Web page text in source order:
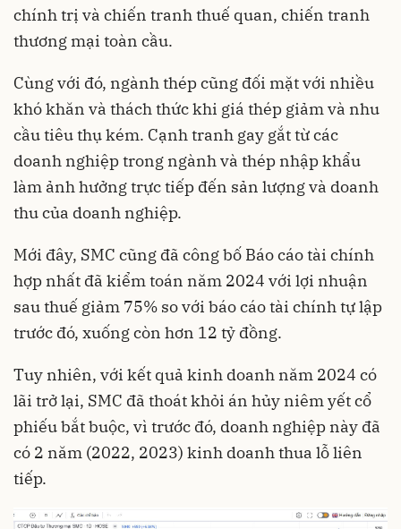
chính trị và chiến tranh thuế quan, chiến tranh
thương mại toàn cầu.
Cùng với đó, ngành thép cũng đối mặt với nhiều
khó khăn và thách thức khi giá thép giảm và nhu
cầu tiêu thụ kém. Cạnh tranh gay gắt từ các
doanh nghiệp trong ngành và thép nhập khẩu
làm ảnh hưởng trực tiếp đến sản lượng và doanh
thu của doanh nghiệp.
Mới đây, SMC cũng đã công bố Báo cáo tài chính
hợp nhất đã kiểm toán năm 2024 với lợi nhuận
sau thuế giảm 75% so với báo cáo tài chính tự lập
trước đó, xuống còn hơn 12 tỷ đồng.
Tuy nhiên, với kết quả kinh doanh năm 2024 có
lãi trở lại, SMC đã thoát khỏi án hủy niêm yết cổ
phiếu bắt buộc, vì trước đó, doanh nghiệp này đã
có 2 năm (2022, 2023) kinh doanh thua lỗ liên
tiếp.